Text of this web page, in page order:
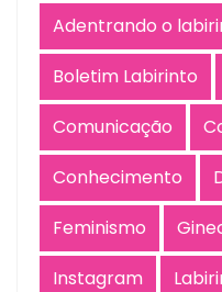
Adentrando o
Boletim Labirinto
Comunicação
Conhecimento
Feminismo
Instagram